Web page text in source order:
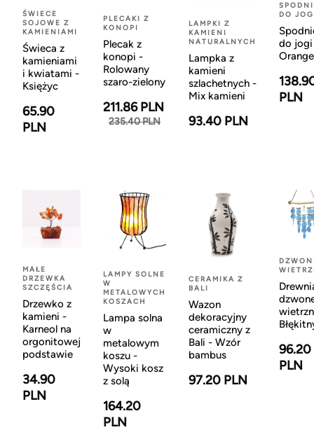
ŚWIECE
SOJOWE Z
KAMIENIAMI
Świeca z
kamieniami
i kwiatami -
Księżyc
65.90
PLN
PLECAKI Z
KONOPI
Plecak z
konopi -
Rolowany
szaro-zielony
211.86 PLN
235.40 PLN
LAMPKI Z
KAMIENI
NATURALNYCH
Lampka z
kamieni
szlachetnych -
Mix kamieni
93.40 PLN
DO
do
Orange
PLN
MAŁE
DRZEWKA
SZCZĘŚCIA
Drzewko z
kamieni -
Karneol na
orgonitowej
podstawie
34.90
PLN
LAMPY SOLNE
W
METALOWYCH
KOSZACH
Lampa solna
w
metalowym
koszu -
Wysoki kosz
z solą
164.20
PLN
CERAMIKA Z
BALI
Wazon
dekoracyjny
ceramiczny z
Bali - Wzór
bambus
97.20 PLN
96.20
PLN